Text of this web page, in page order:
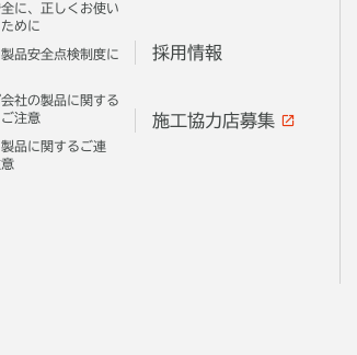
に、正しくお使い
めに
品安全点検制度に
社の製品に関する
注意
品に関するご連
採用情報
施工協力店募集